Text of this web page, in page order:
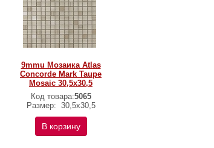
9mmu Мозаика Atlas
Concorde Mark Taupe
Mosaic 30,5x30,5
Код товара:5065
Размер: 30,5x30,5
В корзину